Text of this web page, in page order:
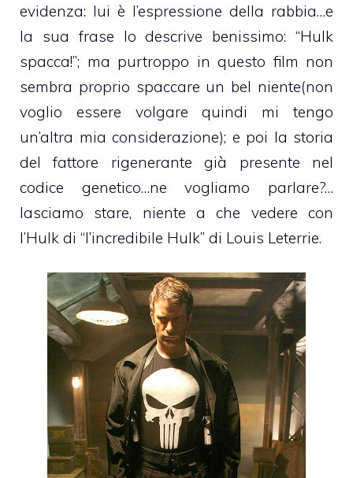
evidenza: lui è l’espressione della rabbia…e
la sua frase lo descrive benissimo: “Hulk
spacca!”; ma purtroppo in questo film non
sembra proprio spaccare un bel niente(non
voglio essere volgare quindi mi tengo
un’altra mia considerazione); e poi la storia
del fattore rigenerante già presente nel
codice genetico…ne vogliamo parlare?…
lasciamo stare, niente a che vedere con
l’Hulk di “l’incredibile Hulk” di Louis Leterrie.